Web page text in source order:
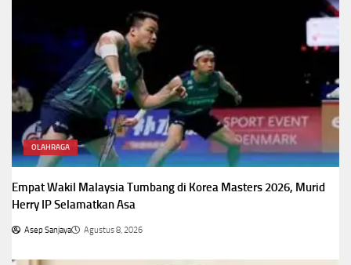
OLAHRAGA
Empat Wakil Malaysia Tumbang di Korea Masters 2026, Murid
Herry IP Selamatkan Asa
Asep Sanjaya Agustus 8, 2026